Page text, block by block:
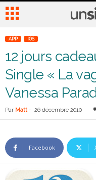
APP IOS
12 jours
Single « La
Vanessa
Par Matt - 26 décembre 2010
Facebook